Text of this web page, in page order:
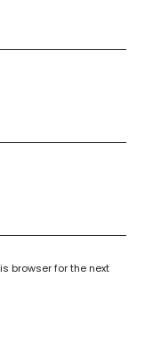
browser for the next